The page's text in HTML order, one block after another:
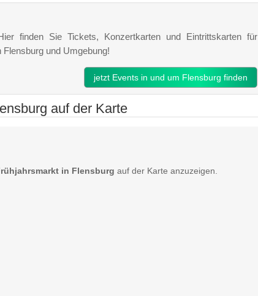
finden Sie Tickets, Konzertkarten und Eintrittskarten für
und Umgebung!
jetzt Events in und um Flensburg finden
auf der Karte
in Flensburg auf der Karte anzuzeigen.